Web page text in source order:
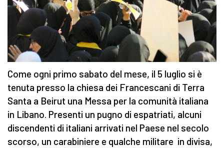
Come ogni primo sabato del mese, il 5 luglio si è
tenuta presso la chiesa dei Francescani di Terra
Santa a Beirut una Messa per la comunità italiana
in Libano. Presenti un pugno di espatriati, alcuni
discendenti di italiani arrivati nel Paese nel secolo
scorso, un carabiniere e qualche militare in divisa,